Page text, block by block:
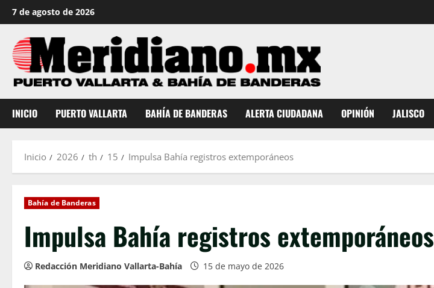
Saltar
al
contenido
7 de agosto de 2026
INICIO PUERTO VALLARTA BAHÍA DE BANDERAS ALERTA CIUDADANA OPINIÓN JALISCO
Inicio 2026 th 15 Impulsa Bahía registros extemporáneos
Bahía de Banderas
Impulsa Bahía registros extemporáneos
Redacción Meridiano Vallarta-Bahía 15 de mayo de 2026